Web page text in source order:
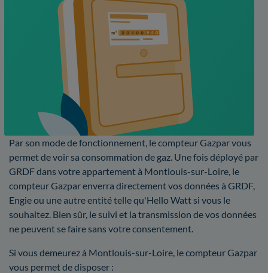
Par son mode de fonctionnement, le compteur Gazpar vous
permet de voir sa consommation de gaz. Une fois déployé par
GRDF dans votre appartement à Montlouis-sur-Loire, le
compteur Gazpar enverra directement vos données à GRDF,
Engie ou une autre entité telle qu'Hello Watt si vous le
souhaitez. Bien sûr, le suivi et la transmission de vos données
ne peuvent se faire sans votre consentement.
Si vous demeurez à Montlouis-sur-Loire, le compteur Gazpar
vous permet de disposer :